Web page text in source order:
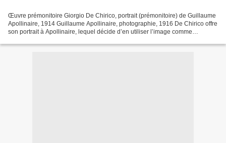
Œuvre prémonitoire Giorgio De Chirico, portrait (prémonitoire) de Guillaume
Apollinaire, 1914 Guillaume Apollinaire, photographie, 1916 De Chirico offre
son portrait à Apollinaire, lequel décide d’en utiliser l’image comme